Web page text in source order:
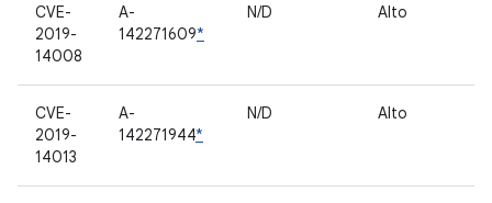
CVE-
2019-
14008
A-
142271609*
N/D Alto
CVE-
2019-
14013
A-
142271944*
N/D Alto